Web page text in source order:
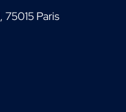
75015 Paris